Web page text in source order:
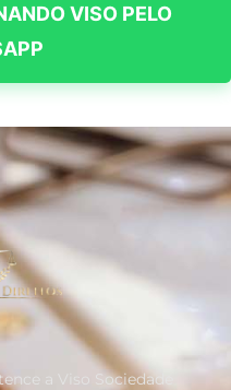
VISO PELO
a Viso Sociedade